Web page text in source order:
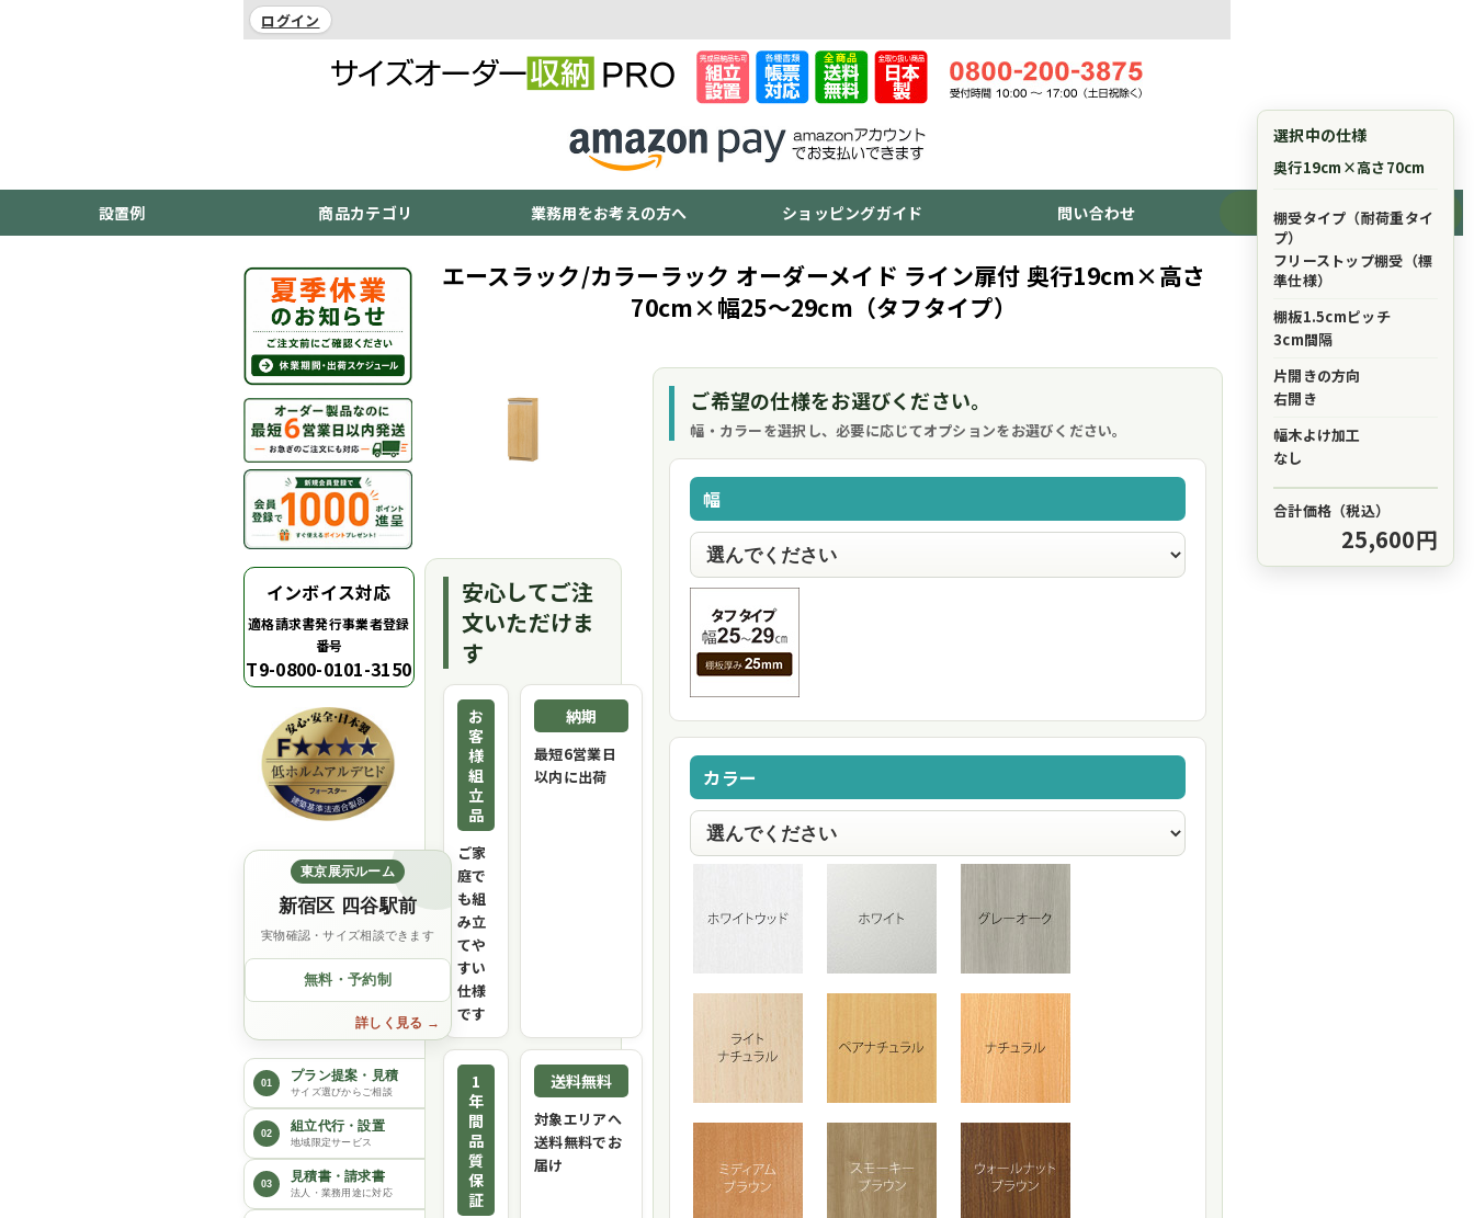
ログイン
設置例 商品カテゴリ 業務用をお考えの方へ ショッピングガイド 問い合わせ ショッピングカート
インボイス対応
適格請求書発行事業者登録
番号
T9-0800-0101-3150
東京展示ルーム
新宿区 四谷駅前
実物確認・サイズ相談できます
無料・予約制
詳しく見る
01 プラン提案・見積
サイズ選びからご相談
02 組立代行・設置
地域限定サービス
03 見積書・請求書
法人・業務用途に対応
エースラック/カラーラック オーダーメイド ライン扉付 奥行19cm×高さ
70cm×幅25～29cm（タフタイプ）
安心してご注
文いただけま
す
お
客
様
組
立
品
ご家
庭で
も組
み立
てや
すい
仕様
です
納期
最短6営業日
以内に出荷
1
年
間
品
質
保
証
送料無料
対象エリアへ
送料無料でお
届け
ご希望の仕様をお選びください。
幅・カラーを選択し、必要に応じてオプションをお選びください。
選択中の仕様
奥行19cm×高さ70cm
棚受タイプ（耐荷重タイ
プ）
フリーストップ棚受（標
準仕様）
棚板1.5cmピッチ
3cm間隔
片開きの方向
右開き
幅木よけ加工
なし
合計価格（税込）
25,600円
幅
カラー